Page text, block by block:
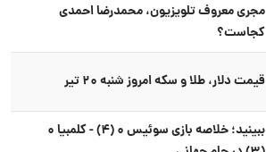
مجری معروف تلویزیون، محمدرضا احمدی
کجاست؟
قیمت دلار، طلا و سکه امروز شنبه ۲۰ تیر
ببینید؛ خلاصه بازی سوئیس ۰ (۴) - کلمبیا ۰